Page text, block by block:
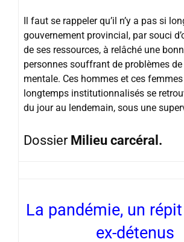
Il faut se rappeler qu’il n’y a pas si
gouvernement provincial, par souci
de ses ressources, à relâché une
personnes souffrant de problèmes
mentale. Ces hommes et ces
longtemps institutionnalisés se
du jour au lendemain, sous une
DossierMilieu carcéral.
La pandémie, un
ex-détenus